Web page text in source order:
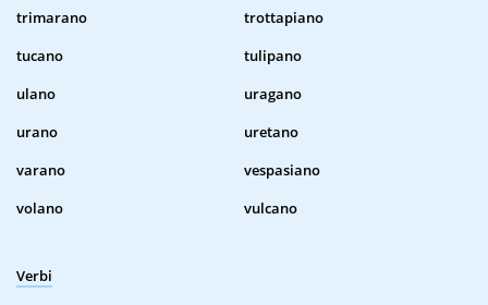
trimarano
trottapiano
tucano
tulipano
ulano
uragano
urano
uretano
varano
vespasiano
volano
vulcano
Verbi